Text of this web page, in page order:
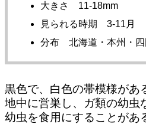
大きさ 11-18mm
見られる時期 3-11月
分布 北海道・本州・四
黒色で、白色の帯模様があ
地中に営巣し、ガ類の幼虫
幼虫を食用にすることがあ